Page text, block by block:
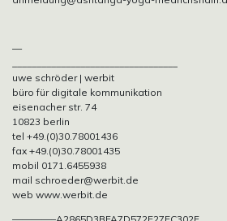
—
uwe schröder | werbit
büro für digitale kommunikation
eisenacher str. 74
10823 berlin
tel +49.(0)30.78001436
fax +49.(0)30.78001435
mobil 0171.6455938
mail schroeder@werbit.de
web www.werbit.de